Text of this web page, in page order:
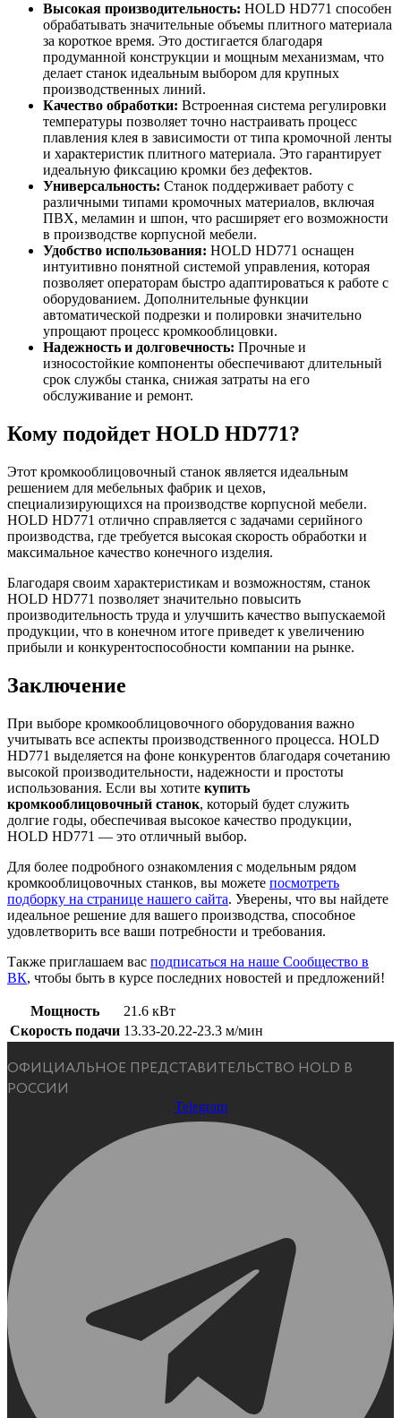
Высокая производительность: HOLD HD771 способен
обрабатывать значительные объемы плитного материала
за короткое время. Это достигается благодаря
продуманной конструкции и мощным механизмам, что
делает станок идеальным выбором для крупных
производственных линий.
Качество обработки: Встроенная система регулировки
температуры позволяет точно настраивать процесс
плавления клея в зависимости от типа кромочной ленты
и характеристик плитного материала. Это гарантирует
идеальную фиксацию кромки без дефектов.
Универсальность: Станок поддерживает работу с
различными типами кромочных материалов, включая
ПВХ, меламин и шпон, что расширяет его возможности
в производстве корпусной мебели.
Удобство использования: HOLD HD771 оснащен
интуитивно понятной системой управления, которая
позволяет операторам быстро адаптироваться к работе с
оборудованием. Дополнительные функции
автоматической подрезки и полировки значительно
упрощают процесс кромкооблицовки.
Надежность и долговечность: Прочные и
износостойкие компоненты обеспечивают длительный
срок службы станка, снижая затраты на его
обслуживание и ремонт.
Кому подойдет HOLD HD771?
Этот кромкооблицовочный станок является идеальным
решением для мебельных фабрик и цехов,
специализирующихся на производстве корпусной мебели.
HOLD HD771 отлично справляется с задачами серийного
производства, где требуется высокая скорость обработки и
максимальное качество конечного изделия.
Благодаря своим характеристикам и возможностям, станок
HOLD HD771 позволяет значительно повысить
производительность труда и улучшить качество выпускаемой
продукции, что в конечном итоге приведет к увеличению
прибыли и конкурентоспособности компании на рынке.
Заключение
При выборе кромкооблицовочного оборудования важно
учитывать все аспекты производственного процесса. HOLD
HD771 выделяется на фоне конкурентов благодаря сочетанию
высокой производительности, надежности и простоты
использования. Если вы хотите купить
кромкооблицовочный станок, который будет служить
долгие годы, обеспечивая высокое качество продукции,
HOLD HD771 — это отличный выбор.
Для более подробного ознакомления с модельным рядом
кромкооблицовочных станков, вы можете посмотреть
подборку на странице нашего сайта. Уверены, что вы найдете
идеальное решение для вашего производства, способное
удовлетворить все ваши потребности и требования.
Также приглашаем вас подписаться на наше Сообщество в
ВК, чтобы быть в курсе последних новостей и предложений!
Мощность
21.6 кВт
Скорость подачи 13.33-20.22-23.3 м/мин
ОФИЦИАЛЬНОЕ ПРЕДСТАВИТЕЛЬСТВО HOLD В
РОССИИ
Telegram